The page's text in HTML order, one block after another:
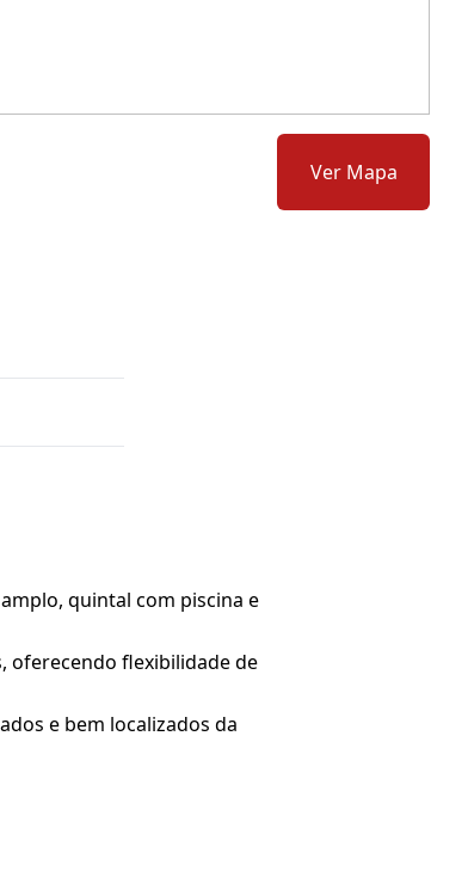
Ver Mapa
quintal com piscina e
oferecendo flexibilidade de
e bem localizados da